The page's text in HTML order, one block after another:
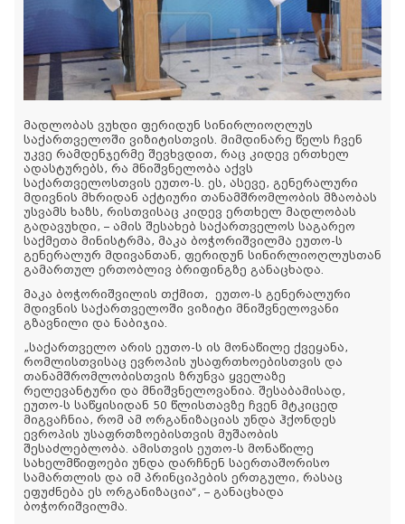
მადლობას ვუხდი ფერიდუნ სინირლიოღლუს
საქართველოში ვიზიტისთვის. მიმდინარე წელს ჩვენ
უკვე რამდენჯერმე შევხვდით, რაც კიდევ ერთხელ
ადასტურებს, რა მნიშვნელობა აქვს
საქართველოსთვის ეუთო-ს. ეს, ასევე, გენერალური
მდივნის მხრიდან აქტიური თანამშრომლობის მზაობას
უსვამს ხაზს, რისთვისაც კიდევ ერთხელ მადლობას
გადავუხდი, – ამის შესახებ საქართველოს საგარეო
საქმეთა მინისტრმა, მაკა ბოჭორიშვილმა ეუთო-ს
გენერალურ მდივანთან, ფერიდუნ სინირლიოღლუსთან
გამართულ ერთობლივ ბრიფინგზე განაცხადა.
მაკა ბოჭორიშვილის თქმით, ეუთო-ს გენერალური
მდივნის საქართველოში ვიზიტი მნიშვნელოვანი
გზავნილი და ნაბიჯია.
„საქართველო არის ეუთო-ს ის მონაწილე ქვეყანა,
რომლისთვისაც ევროპის უსაფრთხოებისთვის და
თანამშრომლობისთვის ზრუნვა ყველაზე
რელევანტური და მნიშვნელოვანია. შესაბამისად,
ეუთო-ს საწყისიდან 50 წლისთავზე ჩვენ მტკიცედ
მიგვაჩნია, რომ ამ ორგანიზაციას უნდა ჰქონდეს
ევროპის უსაფრთზოებისთვის მუშაობის
შესაძლებლობა. ამისთვის ეუთო-ს მონაწილე
სახელმწიფოები უნდა დარჩნენ საერთაშორისო
სამართლის და იმ პრინციპების ერთგული, რასაც
ეფუძნება ეს ორგანიზაცია“, – განაცხადა
ბოჭორიშვილმა.